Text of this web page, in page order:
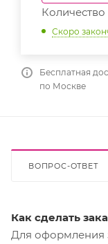
Количество
Скоро
Бесплатная
по Москве
ВОПРОС-ОТВЕТ
Как сделать
Для оформления